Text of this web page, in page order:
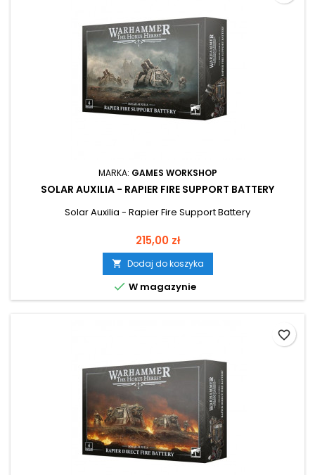
MARKA: GAMES WORKSHOP
SOLAR AUXILIA - RAPIER FIRE SUPPORT BATTERY
Solar Auxilia - Rapier Fire Support Battery
Cena
215,00 zł
 Dodaj do koszyka
 W magazynie
favorite_border